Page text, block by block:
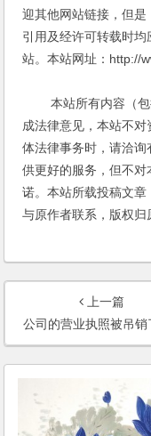
迎其他网站链接，但是
引用及经许可转载时
站。本站网址：http://
本站所有内容（包
成法律意见，本站不
体法律事务时，请洽
供更好的服务，但不
诺。本站所载投稿文
与原作者联系，版权归
上一篇
公司的营业执照被吊销了，股权还可以转让